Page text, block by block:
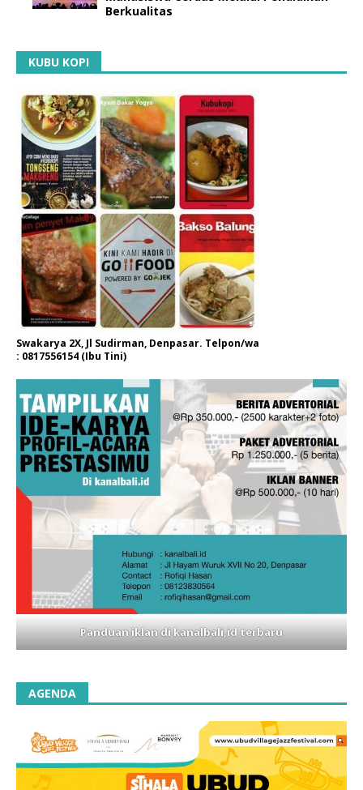
Berkualitas
KUBU KOPI
Swakarya 2X, Jl Sudirman, Denpasar. Telpon/wa
: 0817556154 (Ibu Tini)
Panduan iklan di kanalbali,id terbaru
AGENDA